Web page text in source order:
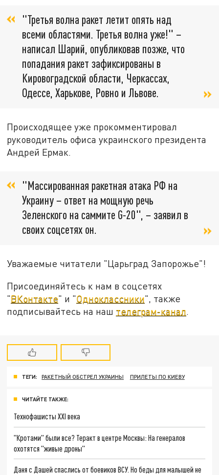
"Третья волна ракет летит опять над
всеми областями. Третья волна уже!" –
написал Шарий, опубликовав позже, что
попадания ракет зафиксированы в
Кировоградской области, Черкассах,
Одессе, Харькове, Ровно и Львове.
Происходящее уже прокомментировал
руководитель офиса украинского президента
Андрей Ермак.
"Массированная ракетная атака РФ на
Украину – ответ на мощную речь
Зеленского на саммите G-20", – заявил в
своих соцсетях он.
Уважаемые читатели "Царьград Запорожье"!
Присоединяйтесь к нам в соцсетях
"ВКонтакте" и "Одноклассники", также
подписывайтесь на наш телеграм-канал
ТЕГИ: РАКЕТНЫЙ ОБСТРЕЛ УКРАИНЫ ПРИЛЕТЫ ПО КИЕВУ
ЧИТАЙТЕ ТАКЖЕ:
Технофашисты XXI века
"Кротами" были все? Теракт в центре Москвы: На генералов
охотятся "живые дроны"
Даня с Дашей спаслись от боевиков ВСУ. Но беды для малышей не